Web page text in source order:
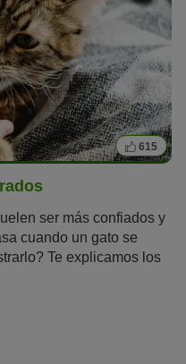
615
ser más confiados y
cuando un gato se
Te explicamos los